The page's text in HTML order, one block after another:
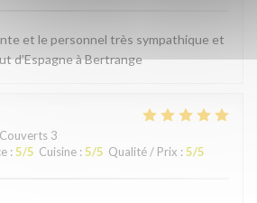
et le personnel très sympathique et
d’Espagne à Bertrange
3
: 5/5 Cuisine : 5/5 Qualité / Prix : 5/5